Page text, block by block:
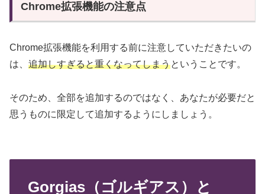
Chrome拡張機能の注意点
Chrome拡張機能を利用する前に注意していただきたいの
は、 追加しすぎると重くなってしまうということです。
そのため、全部を追加するのではなく、あなたが必要だと
思うものに限定して追加するようにしましょう。
Gorgias（ゴルギアス）と